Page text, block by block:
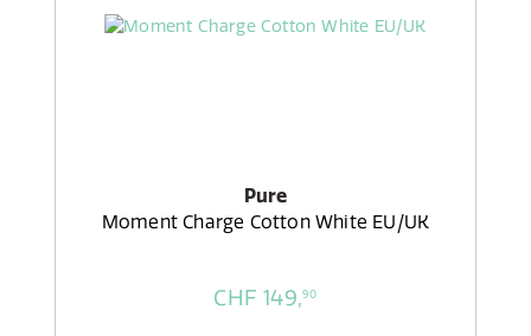
Pure
Moment Charge Cotton White EU/UK
CHF 149,90